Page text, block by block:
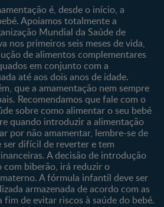
Comprar
Os nossos produtos
As nossas marcas
é, desde o início, a
Apoiamos totalmente a
Mundial da Saúde de
nos primeiros seis meses de vida,
de alimentos complementares
em conjunto com a
até aos dois anos de idade.
que a amamentação nem sempre
Recomendamos que fale com o
sobre como alimentar o seu bebé
quando introduzir a alimentação
por não amamentar, lembre-se de
ser difícil de reverter e tem
A decisão de introdução
com biberão, irá reduzir o
A fórmula infantil deve ser
armazenada de acordo com as
de evitar riscos à saúde do bebé.